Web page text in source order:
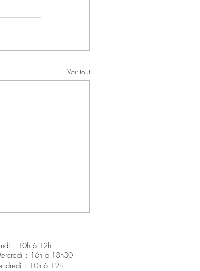
Voir tout
: 10h à 12h
: 16h à 18h30
: 10h à 12h